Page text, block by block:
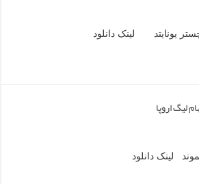
یونایتد لینک دانلود
لیگ اروپا
لینک دانلود